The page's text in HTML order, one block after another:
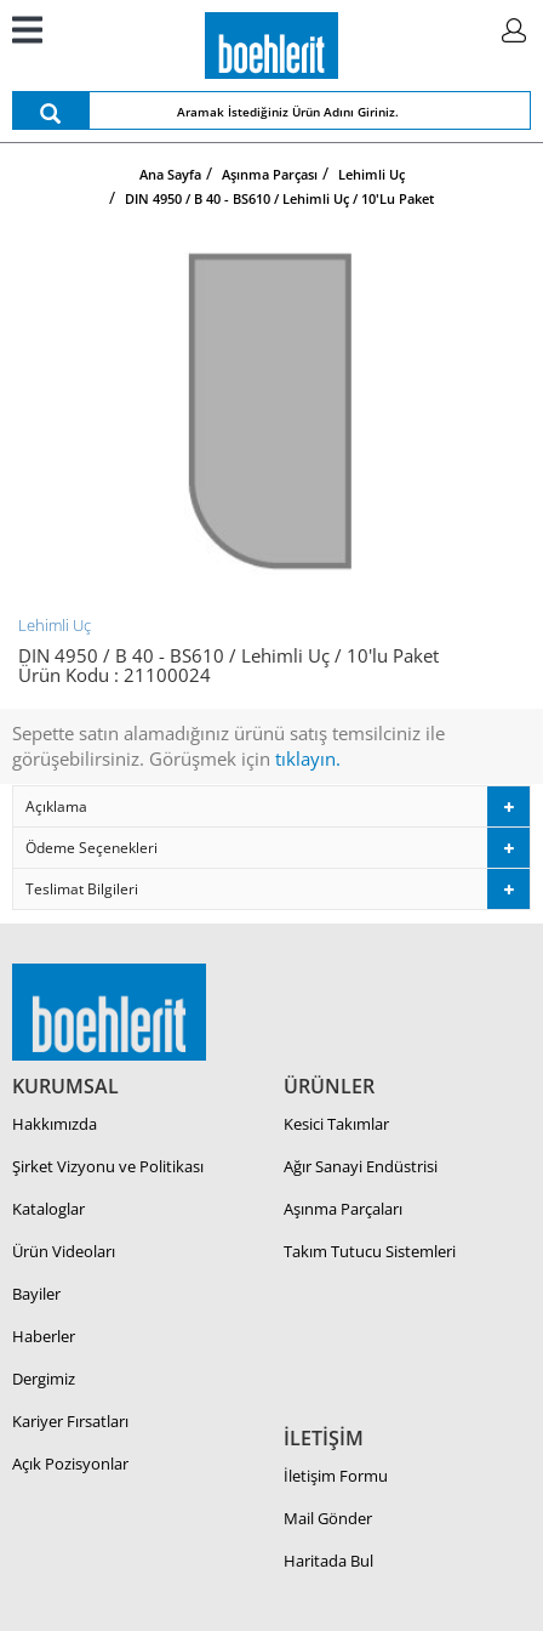
Ana Sayfa Aşınma Parçası
Lehimli Uç
DIN 4950 / B 40 - BS610 / Lehimli Uç / 10'lu Paket
Lehimli Uç
DIN 4950 / B 40 - BS610 / Lehimli Uç / 10'lu Paket
Ürün Kodu : 21100024
Sepette satın alamadığınız ürünü satış temsilciniz ile
görüşebilirsiniz. Görüşmek için tıklayın.
Açıklama
Ödeme Seçenekleri
Teslimat Bilgileri
KURUMSAL
Hakkımızda
Şirket Vizyonu ve Politikası
Kataloglar
Ürün Videoları
Bayiler
Haberler
Dergimiz
Kariyer Fırsatları
Açık Pozisyonlar
ÜRÜNLER
Kesici Takımlar
Ağır Sanayi Endüstrisi
Aşınma Parçaları
Takım Tutucu Sistemleri
İLETİŞİM
İletişim Formu
Mail Gönder
Haritada Bul